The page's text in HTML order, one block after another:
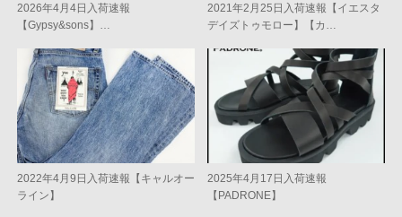
2026年4月4日入荷速報
【Gypsy&sons】…
2021年2月25日入荷速報【イエスタ
デイズトゥモロー】【カ…
2022年4月9日入荷速報【キャルオー
ライン】
2025年4月17日入荷速報
【PADRONE】